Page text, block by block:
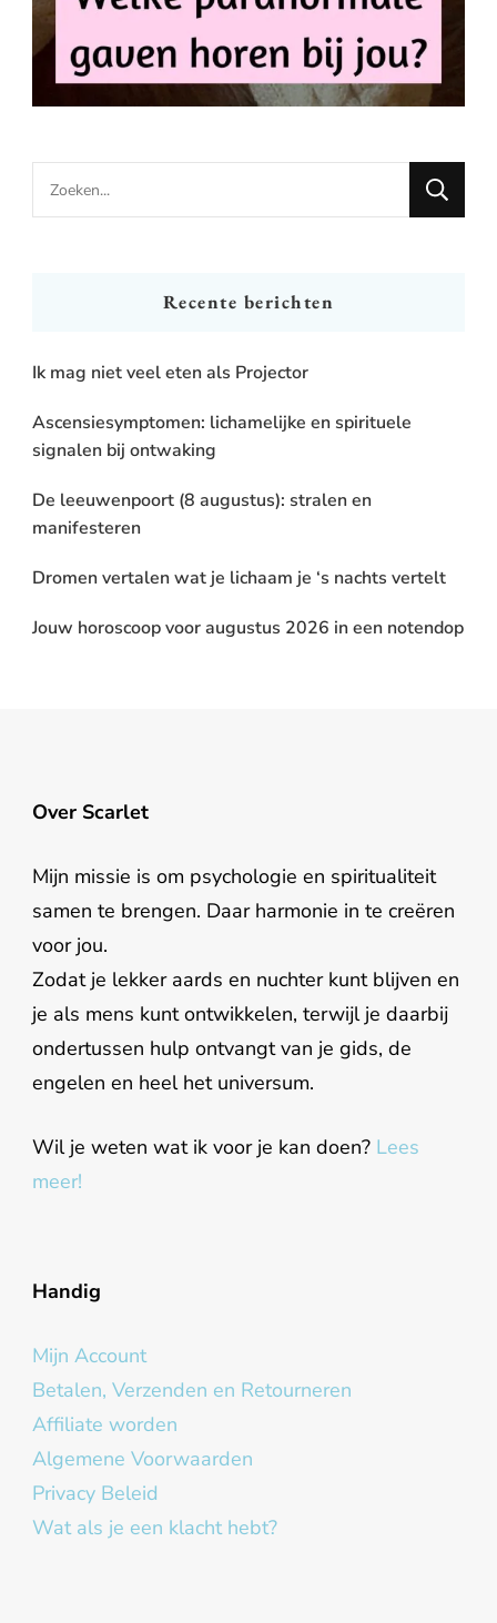
Looking
for
Recente berichten
Ik mag niet veel eten als Projector
Ascensiesymptomen: lichamelijke en spirituele
signalen bij ontwaking
De leeuwenpoort (8 augustus): stralen en
manifesteren
Dromen vertalen wat je lichaam je ‘s nachts vertelt
Jouw horoscoop voor augustus 2026 in een notendop
Over Scarlet
Mijn missie is om psychologie en spiritualiteit
samen te brengen. Daar harmonie in te creëren
voor jou.
Zodat je lekker aards en nuchter kunt blijven en
je als mens kunt ontwikkelen, terwijl je daarbij
ondertussen hulp ontvangt van je gids, de
engelen en heel het universum.
Wil je weten wat ik voor je kan doen? Lees
meer!
Handig
Mijn Account
Betalen, Verzenden en Retourneren
Affiliate worden
Algemene Voorwaarden
Privacy Beleid
Wat als je een klacht hebt?